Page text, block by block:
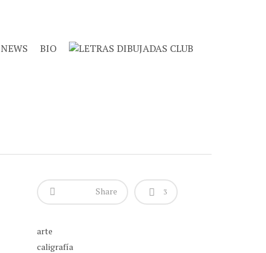
NEWS BIO
Share 3
arte
caligrafía